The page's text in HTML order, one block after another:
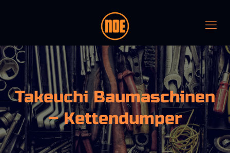
Takeuchi Baumaschinen
– Kettendumper